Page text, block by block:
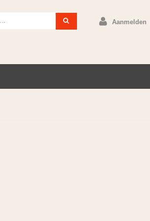
Aanmelden